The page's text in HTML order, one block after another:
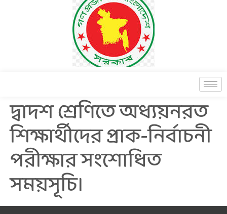
দ্বাদশ শ্রেণিতে অধ্যয়নরত
শিক্ষার্থীদের প্রাক-নির্বাচনী
পরীক্ষার সংশোধিত
সময়সূচি।